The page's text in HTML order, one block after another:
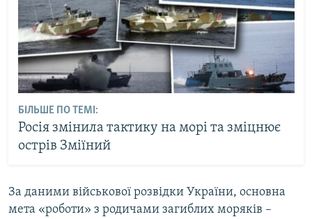
БІЛЬШЕ ПО ТЕМІ:
Росія змінила тактику на морі та зміцнює
острів Зміїний
За даними військової розвідки України, основна
мета «роботи» з родичами загиблих моряків –